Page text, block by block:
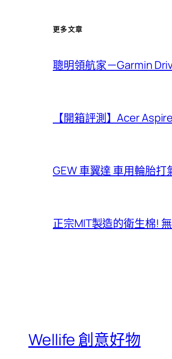
更多文章
聰明領航家－Garmin
【開箱評測】Acer
GEW 車翼達 車用輪胎
正宗MIT製造的衛生棉!
Wellife 創意好物